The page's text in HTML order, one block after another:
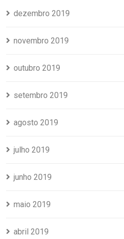
dezembro 2019
novembro 2019
outubro 2019
setembro 2019
agosto 2019
julho 2019
junho 2019
maio 2019
abril 2019